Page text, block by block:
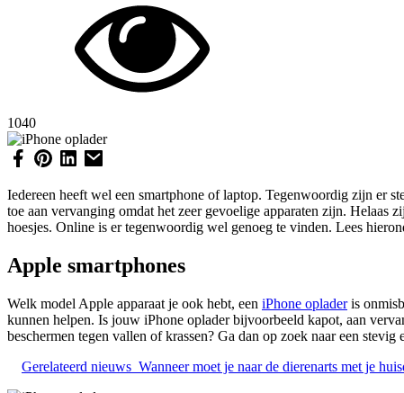
1040
Iedereen heeft wel een smartphone of laptop. Tegenwoordig zijn er
toe aan vervanging omdat het zeer gevoelige apparaten zijn.
hoesjes. Online is er tegenwoordig wel genoeg te vinden. Lees
Apple smartphones
Welk model Apple apparaat je ook hebt, een iPhone opladeris
kunnen helpen. Is jouw iPhone oplader bijvoorbeeld kapot, aan
beschermen tegen vallen of krassen? Ga dan op zoek naar een
Gerelateerd nieuws Wanneer moet je naar de dierenarts met je